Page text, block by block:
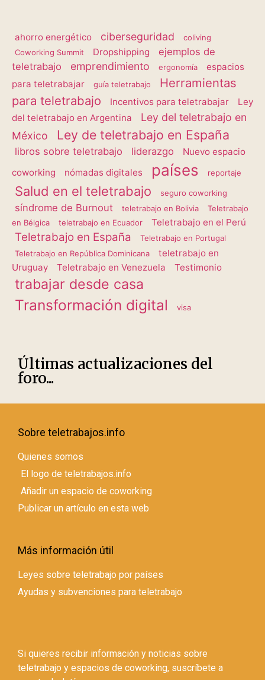
ahorro energético ciberseguridad
coliving
Coworking Summit
Dropshipping
ejemplos de
teletrabajo
emprendimiento ergonomía
espacios
para teletrabajar
guía teletrabajo
Herramientas
para teletrabajo
Incentivos para teletrabajar
Ley
del teletrabajo en Argentina
Ley del teletrabajo en
México
Ley de teletrabajo en España
libros sobre teletrabajo liderazgo
Nuevo espacio
coworking
nómadas digitales países reportaje
Salud en el teletrabajo seguro coworking
síndrome de Burnout teletrabajo en Bolivia
Teletrabajo
en Bélgica
teletrabajo en Ecuador Teletrabajo en el Perú
Teletrabajo en España
Teletrabajo en Portugal
Teletrabajo en República Dominicana
teletrabajo en
Uruguay
Teletrabajo en Venezuela Testimonio
trabajar desde casa
Transformación digital visa
Últimas actualizaciones del
foro...
Sobre teletrabajos.info
Quienes somos
El logo de teletrabajos.info
Añadir un espacio de coworking
Publicar un artículo en esta web
Más información útil
Leyes sobre teletrabajo por países
Ayudas y subvenciones para teletrabajo
Si quieres recibir información y noticias sobre
teletrabajo y espacios de coworking, suscríbete a